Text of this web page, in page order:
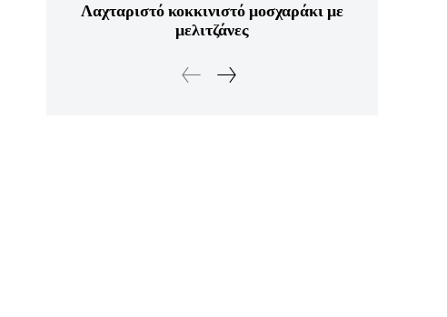
Λαχταριστό κοκκινιστό μοσχαράκι με
μελιτζάνες